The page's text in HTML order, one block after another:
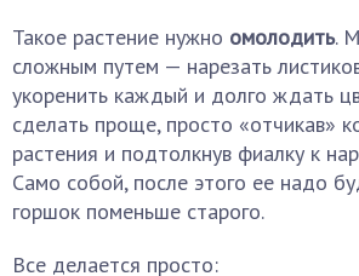
Такое растение нужно омолодить.
сложным путем — нарезать
укоренить каждый и долго ждать
сделать проще, просто «отчикав»
растения и подтолкнув фиалку к
Само собой, после этого ее надо
горшок поменьше старого.
Все делается просто: